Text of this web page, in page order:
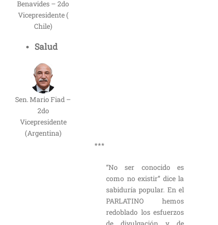
Benavides – 2do
Vicepresidente (
Chile)
Salud
Sen. Mario Fiad –
2do
Vicepresidente
(Argentina)
***
“No ser conocido es
como no existir” dice la
sabiduría popular. En el
PARLATINO hemos
redoblado los esfuerzos